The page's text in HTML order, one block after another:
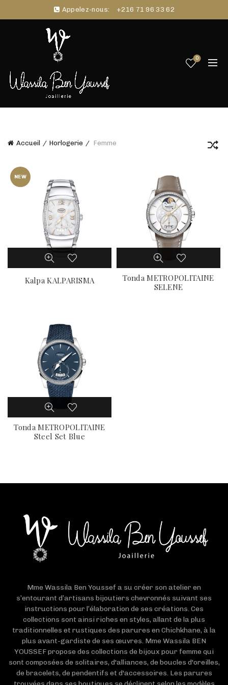
Appelez-nous: +216 71 96 33 62
0
Accueil Horlogerie Femme
NEW
Kalpa KALPARISMA
Tonda METROPOLITAINE
SELENE
Tonda METROPOLITAINE
Steel Set Blue
Mme Wassila Ben Youssef a su créer son atelier en
s’entourant d’artisans bijoutiers chevronnés suivant ses
instructions pour l’élaboration de ses créations. Ces
collections sont ainsi riches en styles, allant de la plus
traditionnelles et rustiques des parures en Chichkhane, à la
plus avant-gardiste de ses œuvres. Mme Wassila BEN
YOUSSEF propose des collections de bijoux pour femme qui
sont composées de solitaires, d'alliances, de boucles d'oreilles,
de bracelets, de pendentifs et d'accessoires. Les parures